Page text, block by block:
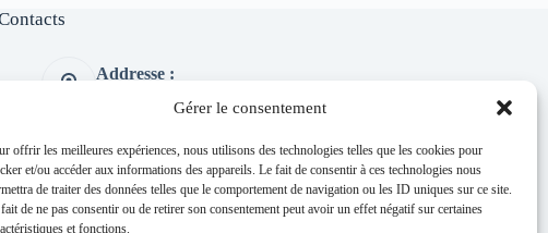
Gérer le consentement
offrir les meilleures expériences, nous utilisons des technologies telles que les cookies pour
et/ou accéder aux informations des appareils. Le fait de consentir à ces technologies nous
de traiter des données telles que le comportement de navigation ou les ID uniques sur ce site.
de ne pas consentir ou de retirer son consentement peut avoir un effet négatif sur certaines
et fonctions.
Addresse :
04 73 97 91 58
E-mail :
mairie@thuret.fr
Permanences :